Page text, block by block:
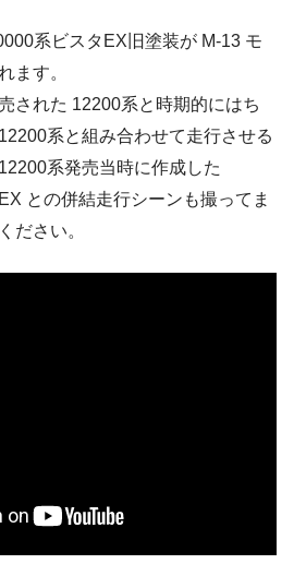
系ビスタEX旧塗装が M-13 モ
ます。
された 12200系と時期的にはち
系と組み合わせて走行させる
系発売当時に作成した
との併結走行シーンも撮ってま
ださい。